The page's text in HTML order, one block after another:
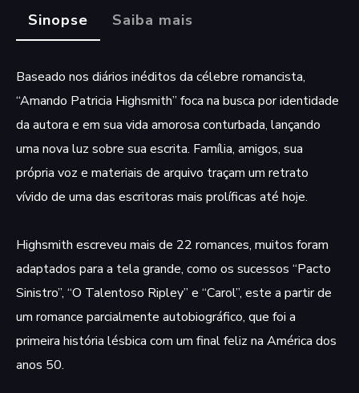
Sinopse Saiba mais
Baseado nos diários inéditos da célebre romancista,
“Amando Patricia Highsmith” foca na busca por identidade
da autora e em sua vida amorosa conturbada, lançando
uma nova luz sobre sua escrita. Família, amigos, sua
própria voz e materiais de arquivo traçam um retrato
vívido de uma das escritoras mais prolíficas até hoje.
Highsmith escreveu mais de 22 romances, muitos foram
adaptados para a tela grande, como os sucessos “Pacto
Sinistro”, “O Talentoso Ripley” e “Carol”, este a partir de
um romance parcialmente autobiográfico, que foi a
primeira história lésbica com um final feliz na América dos
anos 50.